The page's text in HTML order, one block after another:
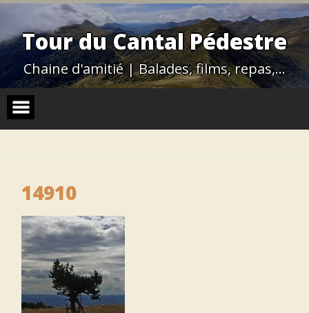
Skip
contentTour du Cantal Pédestre
Chaine d'amitié | Balades, films, repas,…
14910